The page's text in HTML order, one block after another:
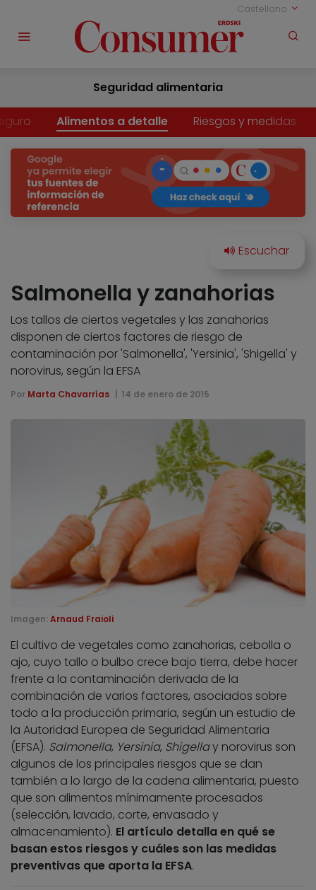
Castellano
Seguridad alimentaria
Alimentos a detalle Riesgos y medidas
Salmonella y zanahorias
Los tallos de ciertos vegetales y las zanahorias
disponen de ciertos factores de riesgo de
contaminación por 'Salmonella', 'Yersinia', 'Shigella' y
norovirus, según la EFSA
Por Marta Chavarrías 14 de enero de 2015
Imagen: Arnaud Fraioli
El cultivo de vegetales como zanahorias, cebolla o
ajo, cuyo tallo o bulbo crece bajo tierra, debe hacer
frente a la contaminación derivada de la
combinación de varios factores, asociados sobre
todo a la producción primaria, según un estudio de
la Autoridad Europea de Seguridad Alimentaria
(EFSA). Salmonella, Yersinia, Shigellay norovirus son
algunos de los principales riesgos que se dan
también a lo largo de la cadena alimentaria, puesto
que son alimentos mínimamente procesados
(selección, lavado, corte, envasado y
almacenamiento). El artículo detalla en qué se
basan estos riesgos y cuáles son las medidas
preventivas que aporta la EFSA.